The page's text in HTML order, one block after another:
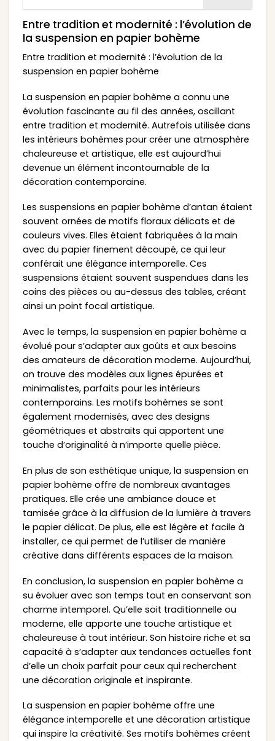
Entre tradition et modernité : l’évolution de
la suspension en papier bohème
Entre tradition et modernité : l’évolution de la
suspension en papier bohème
La suspension en papier bohème a connu une
évolution fascinante au fil des années, oscillant
entre tradition et modernité. Autrefois utilisée dans
les intérieurs bohèmes pour créer une atmosphère
chaleureuse et artistique, elle est aujourd’hui
devenue un élément incontournable de la
décoration contemporaine.
Les suspensions en papier bohème d’antan étaient
souvent ornées de motifs floraux délicats et de
couleurs vives. Elles étaient fabriquées à la main
avec du papier finement découpé, ce qui leur
conférait une élégance intemporelle. Ces
suspensions étaient souvent suspendues dans les
coins des pièces ou au-dessus des tables, créant
ainsi un point focal artistique.
Avec le temps, la suspension en papier bohème a
évolué pour s’adapter aux goûts et aux besoins
des amateurs de décoration moderne. Aujourd’hui,
on trouve des modèles aux lignes épurées et
minimalistes, parfaits pour les intérieurs
contemporains. Les motifs bohèmes se sont
également modernisés, avec des designs
géométriques et abstraits qui apportent une
touche d’originalité à n’importe quelle pièce.
En plus de son esthétique unique, la suspension en
papier bohème offre de nombreux avantages
pratiques. Elle crée une ambiance douce et
tamisée grâce à la diffusion de la lumière à travers
le papier délicat. De plus, elle est légère et facile à
installer, ce qui permet de l’utiliser de manière
créative dans différents espaces de la maison.
En conclusion, la suspension en papier bohème a
su évoluer avec son temps tout en conservant son
charme intemporel. Qu’elle soit traditionnelle ou
moderne, elle apporte une touche artistique et
chaleureuse à tout intérieur. Son histoire riche et sa
capacité à s’adapter aux tendances actuelles font
d’elle un choix parfait pour ceux qui recherchent
une décoration originale et inspirante.
La suspension en papier bohème offre une
élégance intemporelle et une décoration artistique
qui inspire la créativité. Ses motifs bohèmes créent